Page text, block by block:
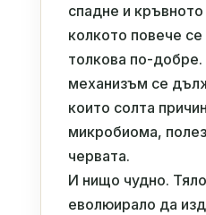
спадне и кръвното
колкото повече
толкова по-добре.
механизъм се
които солта
микробиома,
червата.
И нищо чудно.
еволюирало да